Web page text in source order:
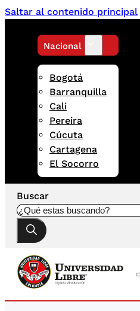
Saltar al contenido principal
Nacional
Bogotá
Barranquilla
Cali
Pereira
Cúcuta
Cartagena
El Socorro
Buscar